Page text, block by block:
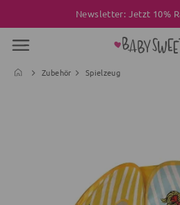
Newsletter: Jetzt 10%
Zubehör Spielzeug